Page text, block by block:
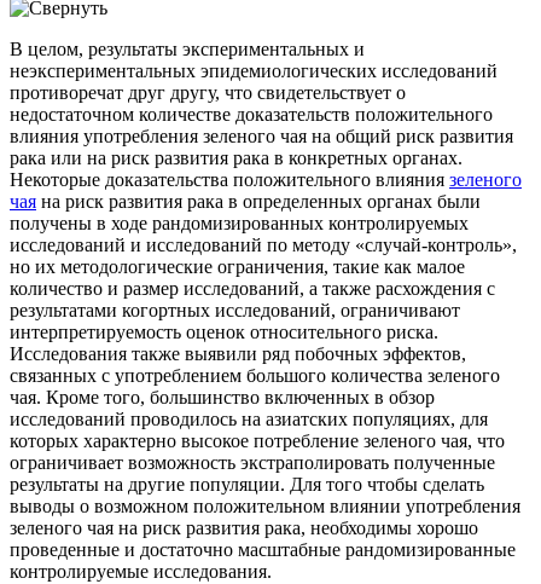
В целом, результаты экспериментальных и
неэкспериментальных эпидемиологических исследований
противоречат друг другу, что свидетельствует о
недостаточном количестве доказательств положительного
влияния употребления зеленого чая на общий риск развития
рака или на риск развития рака в конкретных органах.
Некоторые доказательства положительного влияния зеленого
чая на риск развития рака в определенных органах были
получены в ходе рандомизированных контролируемых
исследований и исследований по методу «случай-контроль»,
но их методологические ограничения, такие как малое
количество и размер исследований, а также расхождения с
результатами когортных исследований, ограничивают
интерпретируемость оценок относительного риска.
Исследования также выявили ряд побочных эффектов,
связанных с употреблением большого количества зеленого
чая. Кроме того, большинство включенных в обзор
исследований проводилось на азиатских популяциях, для
которых характерно высокое потребление зеленого чая, что
ограничивает возможность экстраполировать полученные
результаты на другие популяции. Для того чтобы сделать
выводы о возможном положительном влиянии употребления
зеленого чая на риск развития рака, необходимы хорошо
проведенные и достаточно масштабные рандомизированные
контролируемые исследования.